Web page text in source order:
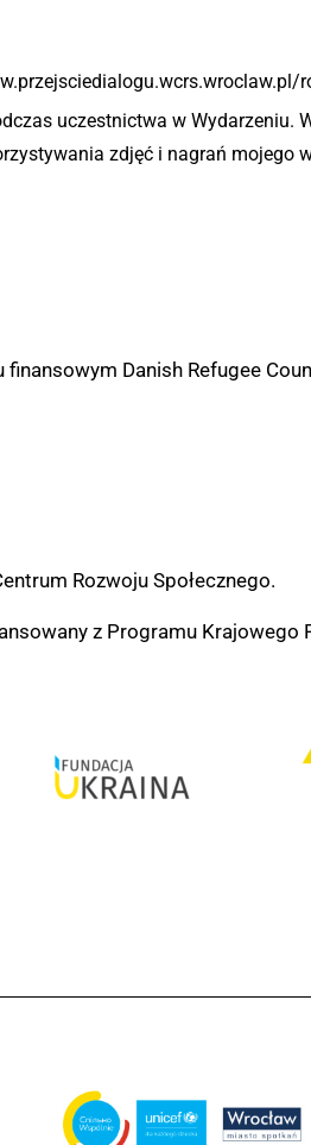
uczestnictwa w Wydarzeniu.
zdjęć i nagrań mojego
Danish Refugee
Rozwoju Społecznego.
z Programu